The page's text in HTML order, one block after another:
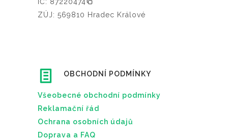
ZÚJ: 569810 Hradec Králové
OBCHODNÍ PODMÍNKY
Všeobecné obchodní podmínky
Reklamační řád
Ochrana osobních údajů
Doprava a FAQ